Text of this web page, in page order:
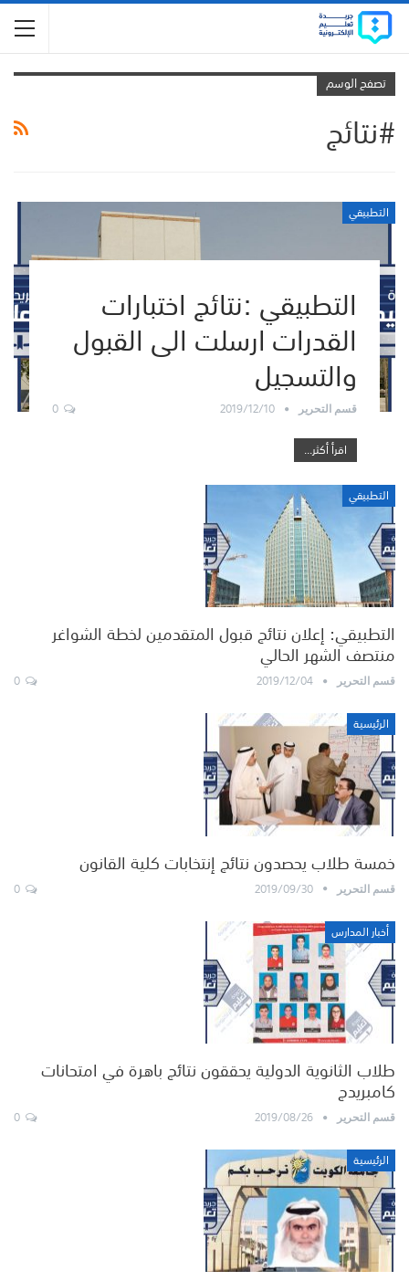
تصفح الوسم
#نتائج
التطبيقي
التطبيقي :نتائج اختبارات
القدرات ارسلت الى القبول
والتسجيل
قسم التحرير 2019/12/10
0
اقرأ أكثر...
التطبيقي
التطبيقي: إعلان نتائج قبول المتقدمين لخطة الشواغر
منتصف الشهر الحالي
قسم التحرير 2019/12/04
الرئيسية
خمسة طلاب يحصدون نتائج إنتخابات كلية القانون
قسم التحرير 2019/09/30
أخبار المدارس
طلاب الثانوية الدولية يحققون نتائج باهرة في امتحانات
كامبريدج
قسم التحرير 2019/08/26
الرئيسية